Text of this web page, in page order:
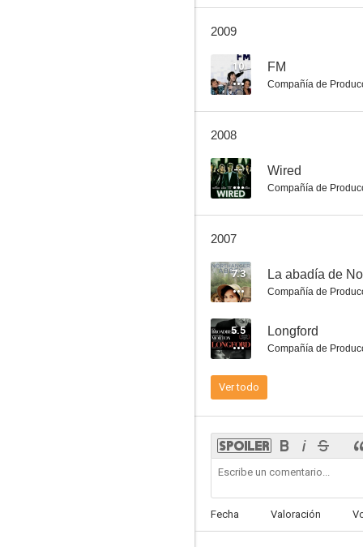
8.7
8.3
2009
10 FM
Compañía de
2008
-- Wired
Compañía de
2007
7.3 La abadía de
Compañía de
5.5 Longford
Compañía de
Ver todo
Fecha Valoración